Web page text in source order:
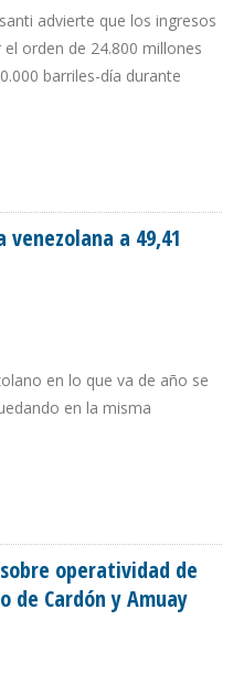
advierte que los ingresos
orden de 24.800 millones
barriles-día durante
a 49,41
en lo que va de año se
en la misma
operatividad de
de Cardón y Amuay